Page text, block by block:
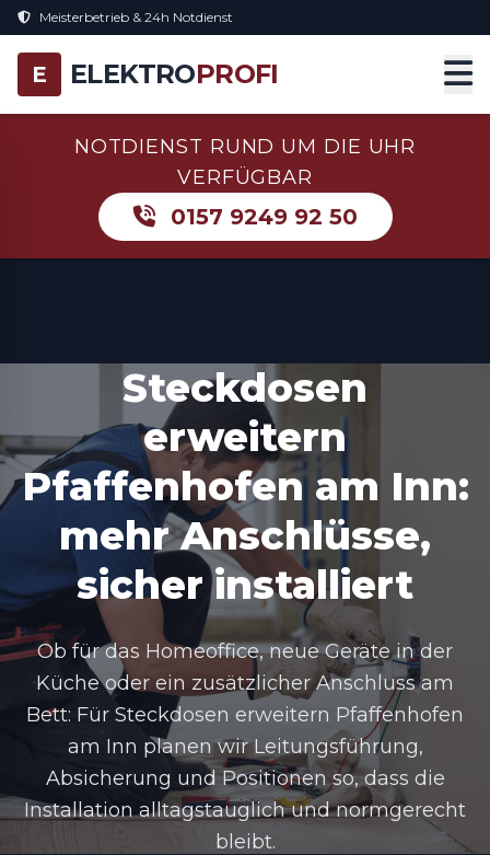
Meisterbetrieb & 24h Notdienst
E ELEKTROPROFI
NOTDIENST RUND UM DIE UHR
VERFÜGBAR
0157 9249 92 50
Steckdosen
erweitern
Pfaffenhofen am Inn:
mehr Anschlüsse,
sicher installiert
Ob für das Homeoffice, neue Geräte in der
Küche oder ein zusätzlicher Anschluss am
Bett: Für Steckdosen erweitern Pfaffenhofen
am Inn planen wir Leitungsführung,
Absicherung und Positionen so, dass die
Installation alltagstauglich und normgerecht
bleibt.